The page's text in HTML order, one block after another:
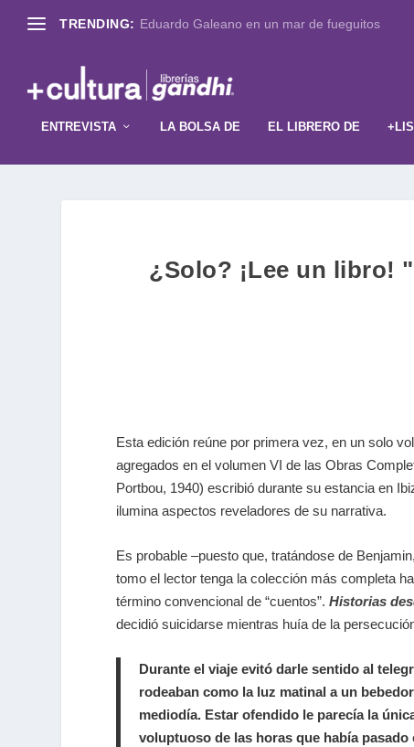
TRENDING: Eduardo Galeano en un mar de fueguitos
ENTREVISTA LA BOLSA DE EL LIBRERO DE
¿Solo? ¡Lee un libro!
Esta edición reúne por primera vez, en un solo
agregados en el volumen VI de las Obras
Portbou, 1940) escribió durante su estancia en
ilumina aspectos reveladores de su narrativa.
Es probable –puesto que, tratándose de
tomo el lector tenga la colección más completa
término convencional de “cuentos”.Historias
decidió suicidarse mientras huía de la
Durante el viaje evitó darle sentido al
rodeaban como la luz matinal a un
mediodía. Estar ofendido le parecía la
voluptuoso de las horas que había pasado